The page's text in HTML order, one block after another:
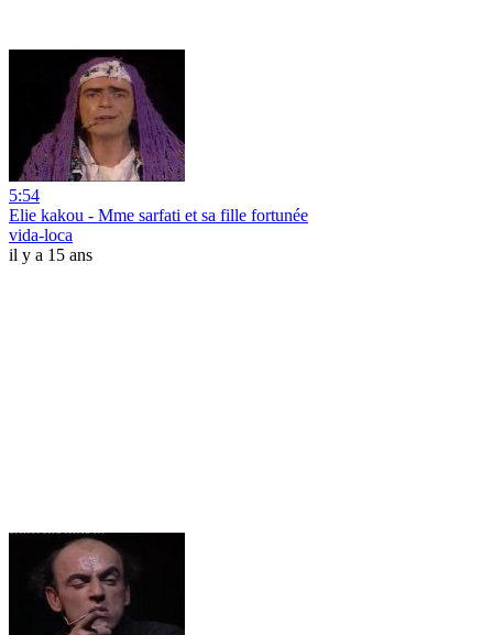
5:54
Elie kakou - Mme sarfati et sa fille fortunée
vida-loca
il y a 15 ans